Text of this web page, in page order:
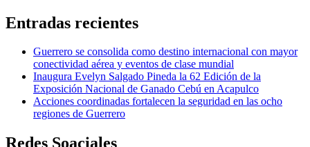
Entradas recientes
Guerrero se consolida como destino internacional con mayor
conectividad aérea y eventos de clase mundial
Inaugura Evelyn Salgado Pineda la 62 Edición de la
Exposición Nacional de Ganado Cebú en Acapulco
Acciones coordinadas fortalecen la seguridad en las ocho
regiones de Guerrero
Redes Soaciales